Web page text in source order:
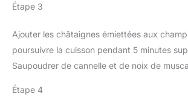
Étape 3
Ajouter les châtaignes émiettées aux
poursuivre la cuisson pendant 5 minutes
Saupoudrer de cannelle et de noix de
Étape 4